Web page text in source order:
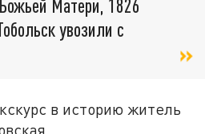
Матери, 1826
увозили с
в историю житель